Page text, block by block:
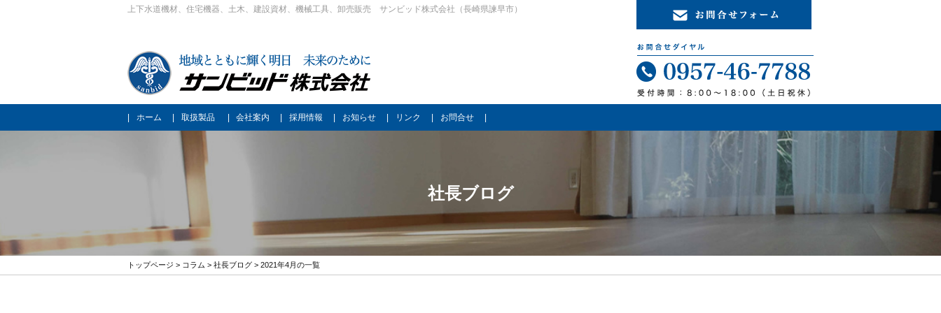
上下水道機材、住宅機器、土木、建設資材、機械工具、卸売販売 サンビッド株式会社（長崎県諫早市）
ホーム 取扱製品 会社案内 採用情報 お知らせ リンク お問合せ
社長ブログ
トップページ > コラム > 社長ブログ > 2021年4月の一覧